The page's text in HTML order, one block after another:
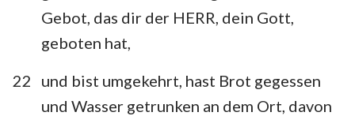
Gebot, das dir der HERR, dein Gott,
geboten hat,
22
und bist umgekehrt, hast Brot gegessen
und Wasser getrunken an dem Ort, davon